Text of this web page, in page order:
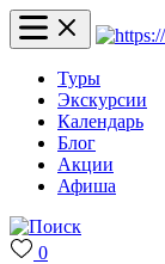
Туры
Экскурсии
Календарь
Блог
Акции
Афиша
0